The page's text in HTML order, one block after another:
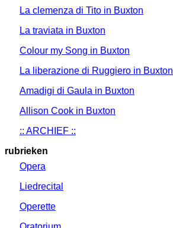
La clemenza di Tito in Buxton
La traviata in Buxton
Colour my Song in Buxton
La liberazione di Ruggiero in Buxton
Amadigi di Gaula in Buxton
Allison Cook in Buxton
:: ARCHIEF ::
rubrieken
Opera
Liedrecital
Operette